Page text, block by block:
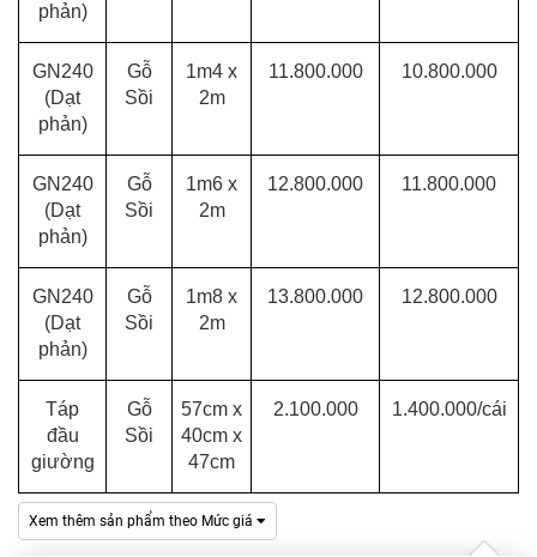
phản)
GN240
(Dạt
phản)
Gỗ
Sồi
1m4 x
2m
11.800.000 10.800.000
GN240
(Dạt
phản)
Gỗ
Sồi
1m6 x
2m
12.800.000 11.800.000
GN240
(Dạt
phản)
Gỗ
Sồi
1m8 x
2m
13.800.000 12.800.000
Táp
đầu
giường
Gỗ
Sồi
57cm x
40cm x
47cm
2.100.000 1.400.000/cái
Xem thêm sản phẩm theo Mức giá